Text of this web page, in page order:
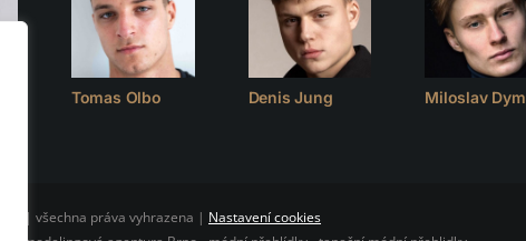
Tomas Olbo Denis Jung Miloslav Dym
| všechna práva vyhrazena | Nastavení cookies